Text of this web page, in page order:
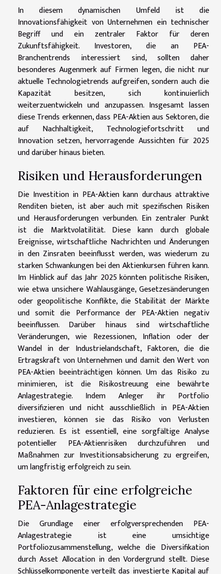
In diesem dynamischen Umfeld ist die
Innovationsfähigkeit von Unternehmen ein technischer
Begriff und ein zentraler Faktor für deren
Zukunftsfähigkeit. Investoren, die an PEA-
Branchentrends interessiert sind, sollten daher
besonderes Augenmerk auf Firmen legen, die nicht nur
aktuelle Technologietrends aufgreifen, sondern auch die
Kapazität besitzen, sich kontinuierlich
weiterzuentwickeln und anzupassen. Insgesamt lassen
diese Trends erkennen, dass PEA-Aktien aus Sektoren, die
auf Nachhaltigkeit, Technologiefortschritt und
Innovation setzen, hervorragende Aussichten für 2025
und darüber hinaus bieten.
Risiken und Herausforderungen
Die Investition in PEA-Aktien kann durchaus attraktive
Renditen bieten, ist aber auch mit spezifischen Risiken
und Herausforderungen verbunden. Ein zentraler Punkt
ist die Marktvolatilität. Diese kann durch globale
Ereignisse, wirtschaftliche Nachrichten und Änderungen
in den Zinsraten beeinflusst werden, was wiederum zu
starken Schwankungen bei den Aktienkursen führen kann.
Im Hinblick auf das Jahr 2025 könnten politische Risiken,
wie etwa unsichere Wahlausgänge, Gesetzesänderungen
oder geopolitische Konflikte, die Stabilität der Märkte
und somit die Performance der PEA-Aktien negativ
beeinflussen. Darüber hinaus sind wirtschaftliche
Veränderungen, wie Rezessionen, Inflation oder der
Wandel in der Industrielandschaft, Faktoren, die die
Ertragskraft von Unternehmen und damit den Wert von
PEA-Aktien beeinträchtigen können. Um das Risiko zu
minimieren, ist die Risikostreuung eine bewährte
Anlagestrategie. Indem Anleger ihr Portfolio
diversifizieren und nicht ausschließlich in PEA-Aktien
investieren, können sie das Risiko von Verlusten
reduzieren. Es ist essentiell, eine sorgfältige Analyse
potentieller PEA-Aktienrisiken durchzuführen und
Maßnahmen zur Investitionsabsicherung zu ergreifen,
um langfristig erfolgreich zu sein.
Faktoren für eine erfolgreiche
PEA-Anlagestrategie
Die Grundlage einer erfolgversprechenden PEA-
Anlagestrategie ist eine umsichtige
Portfoliozusammenstellung, welche die Diversifikation
durch Asset Allocation in den Vordergrund stellt. Diese
Schlüsselkomponente verteilt das investierte Kapital auf